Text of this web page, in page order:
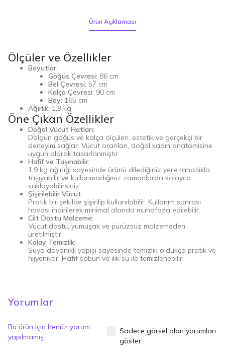
Ürün Açıklaması
Ölçüler ve Özellikler
Boyutlar:
Göğüs Çevresi: 86 cm
Bel Çevresi: 57 cm
Kalça Çevresi: 90 cm
Boy: 165 cm
Ağırlık: 1,9 kg
Öne Çıkan Özellikler
Doğal Vücut Hatları:
Dolgun göğüs ve kalça ölçüleri, estetik ve gerçekçi bir
deneyim sağlar. Vücut oranları, doğal kadın anatomisine
uygun olarak tasarlanmıştır.
Hafif ve Taşınabilir:
1,9 kg ağırlığı sayesinde ürünü dilediğiniz yere rahatlıkla
taşıyabilir ve kullanmadığınız zamanlarda kolayca
saklayabilirsiniz.
Şişirilebilir Vücut:
Pratik bir şekilde şişirilip kullanılabilir. Kullanım sonrası
havası indirilerek minimal alanda muhafaza edilebilir.
Cilt Dostu Malzeme:
Vücut dostu, yumuşak ve pürüzsüz malzemeden
üretilmiştir.
Kolay Temizlik:
Suya dayanıklı yapısı sayesinde temizlik oldukça pratik ve
hijyeniktir. Hafif sabun ve ılık su ile temizlenebilir.
Yorumlar
Bu ürün için henüz yorum
yapılmamış.
Sadece görsel olan yorumları
göster